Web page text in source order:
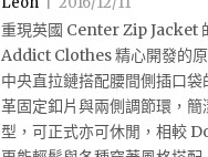
重現英國 Center Zip Jacket
Addict Clothes 精心開發的
中央直拉鏈搭配腰間側插口
革固定釦片與兩側調節環，
型，可正式亦可休閒，相較